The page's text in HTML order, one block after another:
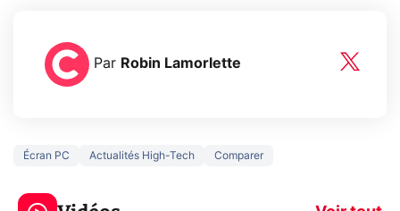
Par Robin Lamorlette
Écran PC Actualités High-Tech Comparer
3 écrans en 1 pour
319€ ? Voici L'AOC